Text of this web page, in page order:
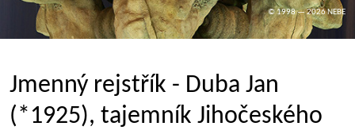
© 1998 — 2026 NEBE
Jmenný rejstřík - Duba Jan
(*1925), tajemník Jihočeského